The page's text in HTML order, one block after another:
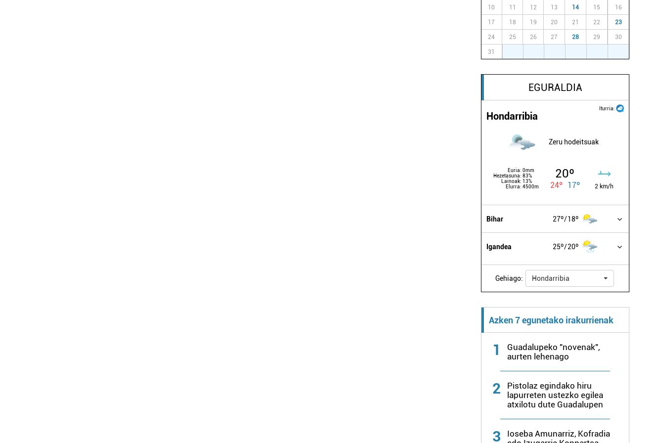
10 11 12 13 14 15 16
17 18 19 20 21 22 23
24 25 26 27 28 29 30
31
EGURALDIA
Iturria:
Hondarribia
Zeru hodeitsuak
Euria: 0mm
Hezetasuna: 83%
Lainoak: 13%
Elurra: 4500m
20º
24º 17º 2 km/h
Bihar 27º 18º
Igandea 25º 20º
Gehiago: Hondarribia
Azken 7 egunetako irakurrienak
1
Guadalupeko "novenak",
aurten lehenago
2
Pistolaz egindako hiru
lapurreten ustezko egilea
atxilotu dute Guadalupen
3
Ioseba Amunarriz, Kofradia